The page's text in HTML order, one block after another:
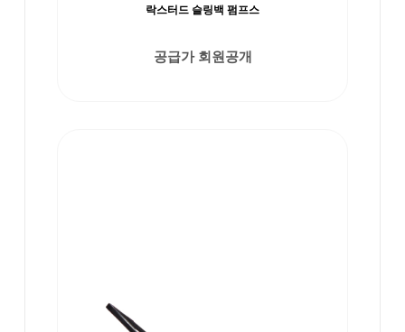
락스터드 슬링백 펌프스
공급가 회원공개